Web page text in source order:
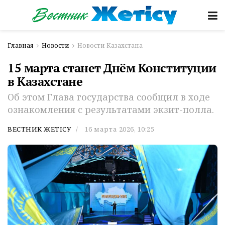
Главная Новости Новости Казахстана
15 марта станет Днём Конституции
в Казахстане
Об этом Глава государства сообщил в ходе
ознакомления с результатами экзит-полла.
ВЕСТНИК ЖЕТІСУ 16 марта 2026, 10:25